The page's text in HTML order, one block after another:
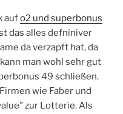
aufo2 und superbonus
das alles defniniver
da verzapft hat, da
man wohl sehr gut
49 schließen.
wie Faber und
zur Lotterie. Als